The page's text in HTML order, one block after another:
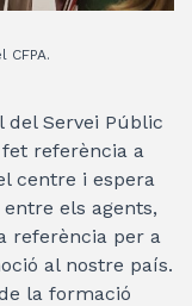
del Servei Públic
fet referència a
centre i espera
els agents,
referència per a
al nostre país.
la formació